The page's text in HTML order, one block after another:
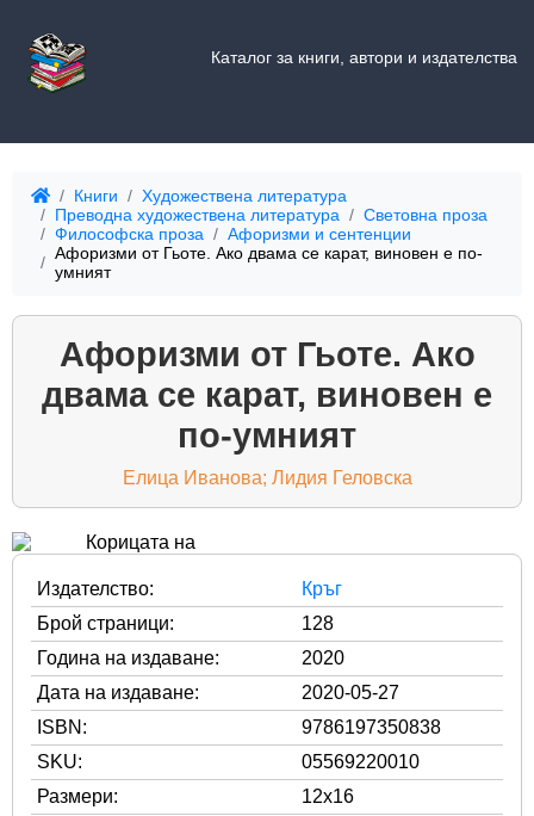
Каталог за книги, автори и издателства
Книги
Художествена литература
Преводна художествена литература
Световна проза
Философска проза
Афоризми и сентенции
Афоризми от Гьоте. Ако двама се карат, виновен е по-
умният
Афоризми от Гьоте. Ако
двама се карат, виновен е
по-умният
Елица Иванова; Лидия Геловска
Издателство:
Кръг
Брой страници:
128
Година на издаване:
2020
Дата на издаване:
2020-05-27
ISBN:
9786197350838
SKU:
05569220010
Размери:
12x16